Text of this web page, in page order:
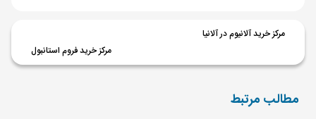
مرکز خرید آلانیوم در آلانیا
مرکز خرید فروم استانبول
مطالب مرتبط